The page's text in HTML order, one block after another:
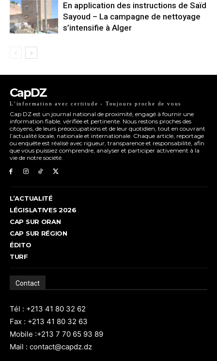
En application des instructions de Saïd
Sayoud – La campagne de nettoyage
s’intensifie à Alger
CapDZ
L’information avec certitude - Toujours proche de vous
Cap DZ est un journal national de proximité, engagé à fournir une
information fiable, vérifiée et pertinente. Nous restons proches des
citoyens, de leurs préoccupations et de leur quotidien, tout en couvrant
l’actualité locale, nationale et internationale. Chaque article, reportage
ou enquête est réalisé avec rigueur, transparence et responsabilité, afin
que vous puissiez comprendre, analyser et participer activement à la
vie de notre société.
L’ACTUALITÉ
LÉGISLATIVES 2026
CAP SUR ORAN
CAP SUR RÉGION
ÉDITO
TURF
Contact
Tél : +213 41 80 32 62
Fax : +213 41 80 32 63
Mobile :+213 7 70 65 93 89
Mail : contact@capdz.dz